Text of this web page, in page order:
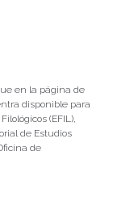
en la página de
disponible para
(EFIL),
de Estudios
de